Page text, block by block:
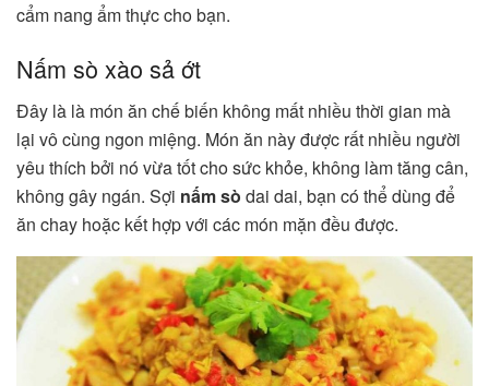
cẩm nang ẩm thực cho bạn.
Nấm sò xào sả ớt
Đây là là món ăn chế biến không mất nhiều thời gian mà
lại vô cùng ngon miệng. Món ăn này được rất nhiều người
yêu thích bởi nó vừa tốt cho sức khỏe, không làm tăng cân,
không gây ngán. Sợi nấm sò dai dai, bạn có thể dùng để
ăn chay hoặc kết hợp với các món mặn đều được.